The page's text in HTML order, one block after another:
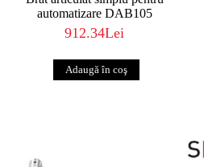
automatizare DAB105
912.34Lei